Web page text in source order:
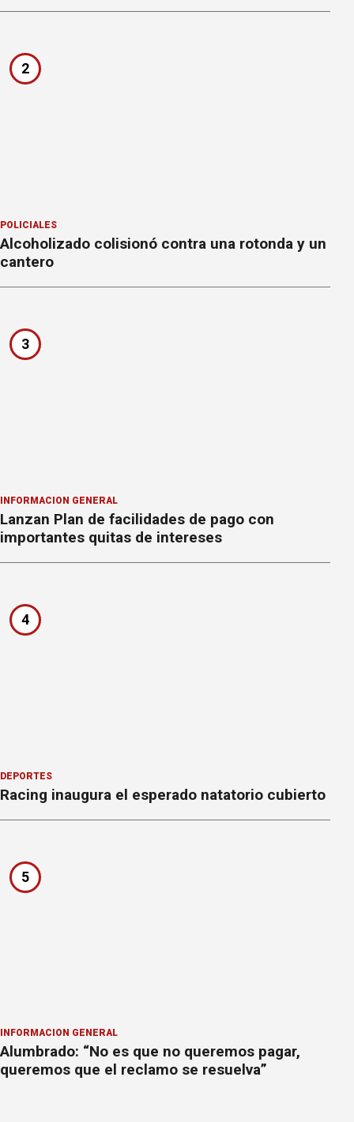
2
POLICIALES
Alcoholizado colisionó contra una rotonda y un
cantero
3
INFORMACION GENERAL
Lanzan Plan de facilidades de pago con
importantes quitas de intereses
4
DEPORTES
Racing inaugura el esperado natatorio cubierto
5
INFORMACION GENERAL
Alumbrado: “No es que no queremos pagar,
queremos que el reclamo se resuelva”